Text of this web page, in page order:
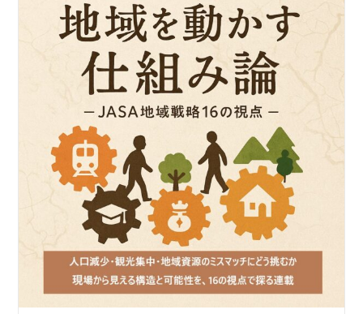
す
仕
組
論
―
JASA
戦
略
16
の
視
点
【視
点
９】“地
域
が
主
語”に